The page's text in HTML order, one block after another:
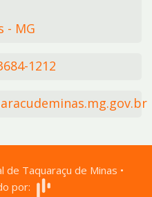
- MG
1212
de Taquaraçu de Minas •
por: